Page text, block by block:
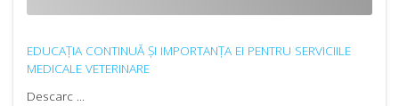
EDUCAȚIA CONTINUĂ ȘI IMPORTANȚA EI PENTRU SERVICIILE
MEDICALE VETERINARE
Descarc ...